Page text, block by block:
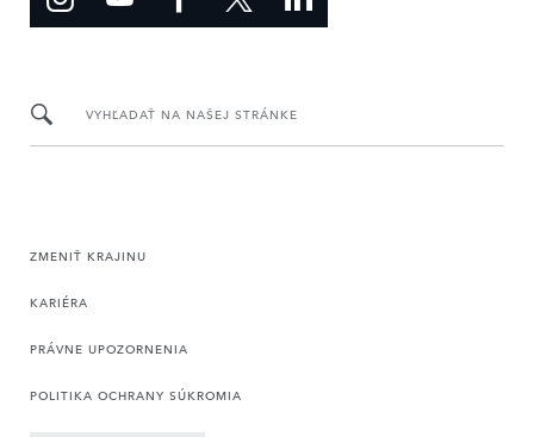
VYHĽADAŤ NA NAŠEJ STRÁNKE
ZMENIŤ KRAJINU
KARIÉRA
PRÁVNE UPOZORNENIA
POLITIKA OCHRANY SÚKROMIA